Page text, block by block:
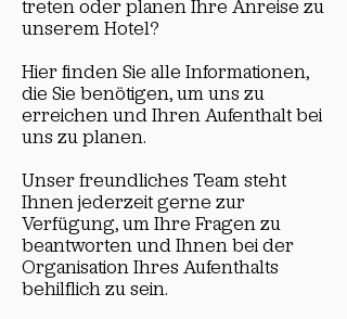
treten oder planen Ihre Anreise zu
unserem Hotel?
Hier finden Sie alle Informationen,
die Sie benötigen, um uns zu
erreichen und Ihren Aufenthalt bei
uns zu planen.
Unser freundliches Team steht
Ihnen jederzeit gerne zur
Verfügung, um Ihre Fragen zu
beantworten und Ihnen bei der
Organisation Ihres Aufenthalts
behilflich zu sein.